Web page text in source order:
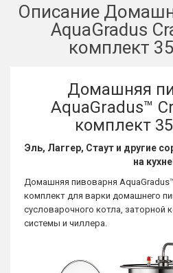
Описание
AquaGradus
комплект
Домашняя
AquaGradus™
комплект
Эль, Лаггер, Стаут и другие
на
Домашняя пивоварня
комплект для варки домашнего
сусловарочного котла, заторной
системы и чиллера.